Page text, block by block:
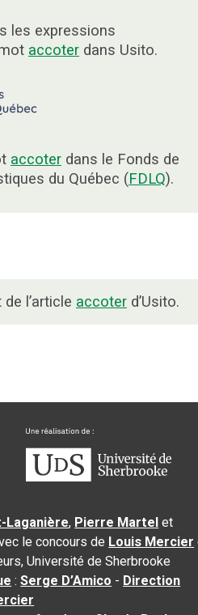
les expressions
accoter dans Usito.
accoter dans le Fonds de
du Québec (FDLQ).
l’article accoter d’Usito.
Laganière, Pierre Martel et
le concours de Louis Mercier
Université de Sherbrooke
:Serge D’Amico - Direction